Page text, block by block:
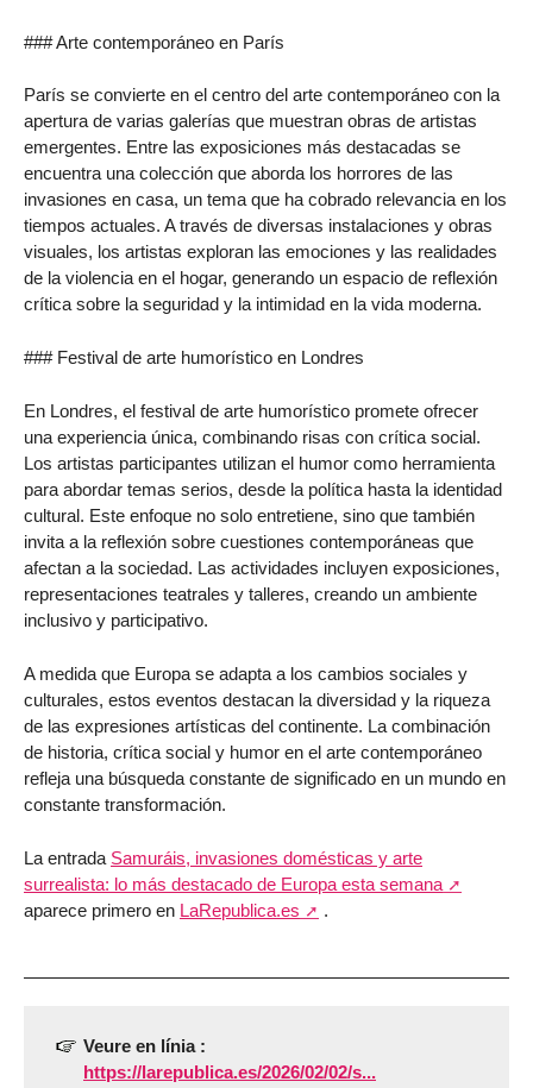
### Arte contemporáneo en París
París se convierte en el centro del arte contemporáneo con la
apertura de varias galerías que muestran obras de artistas
emergentes. Entre las exposiciones más destacadas se
encuentra una colección que aborda los horrores de las
invasiones en casa, un tema que ha cobrado relevancia en los
tiempos actuales. A través de diversas instalaciones y obras
visuales, los artistas exploran las emociones y las realidades
de la violencia en el hogar, generando un espacio de reflexión
crítica sobre la seguridad y la intimidad en la vida moderna.
### Festival de arte humorístico en Londres
En Londres, el festival de arte humorístico promete ofrecer
una experiencia única, combinando risas con crítica social.
Los artistas participantes utilizan el humor como herramienta
para abordar temas serios, desde la política hasta la identidad
cultural. Este enfoque no solo entretiene, sino que también
invita a la reflexión sobre cuestiones contemporáneas que
afectan a la sociedad. Las actividades incluyen exposiciones,
representaciones teatrales y talleres, creando un ambiente
inclusivo y participativo.
A medida que Europa se adapta a los cambios sociales y
culturales, estos eventos destacan la diversidad y la riqueza
de las expresiones artísticas del continente. La combinación
de historia, crítica social y humor en el arte contemporáneo
refleja una búsqueda constante de significado en un mundo en
constante transformación.
La entrada Samuráis, invasiones domésticas y arte
surrealista: lo más destacado de Europa esta semana
aparece primero en LaRepublica.es .
Veure en línia :
https://larepublica.es/2026/02/02/s...